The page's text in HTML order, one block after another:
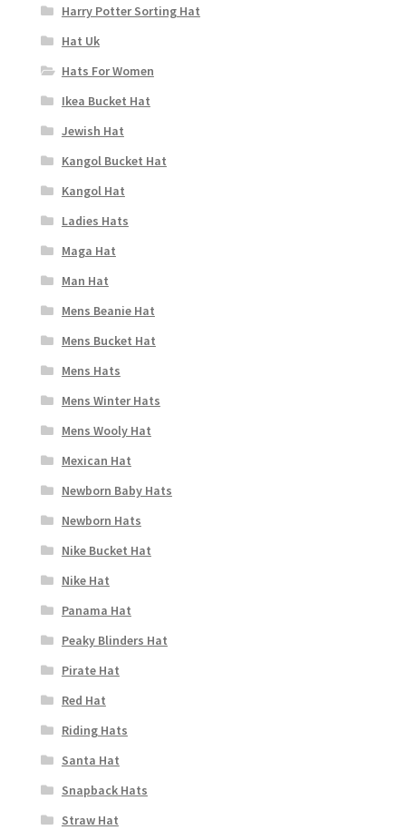
Harry Potter Sorting Hat
Hat Uk
Hats For Women
Ikea Bucket Hat
Jewish Hat
Kangol Bucket Hat
Kangol Hat
Ladies Hats
Maga Hat
Man Hat
Mens Beanie Hat
Mens Bucket Hat
Mens Hats
Mens Winter Hats
Mens Wooly Hat
Mexican Hat
Newborn Baby Hats
Newborn Hats
Nike Bucket Hat
Nike Hat
Panama Hat
Peaky Blinders Hat
Pirate Hat
Red Hat
Riding Hats
Santa Hat
Snapback Hats
Straw Hat